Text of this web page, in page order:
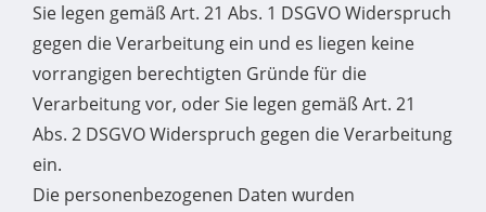
Sie legen gemäß Art. 21 Abs. 1 DSGVO Widerspruch
gegen die Verarbeitung ein und es liegen keine
vorrangigen berechtigten Gründe für die
Verarbeitung vor, oder Sie legen gemäß Art. 21
Abs. 2 DSGVO Widerspruch gegen die Verarbeitung
ein.
Die personenbezogenen Daten wurden